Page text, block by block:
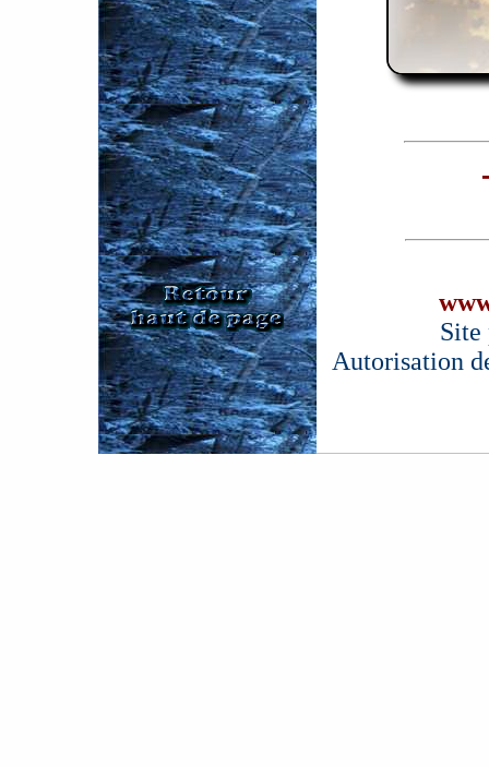
Site
Autorisation